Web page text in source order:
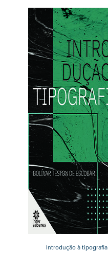
Introdução à tipografia